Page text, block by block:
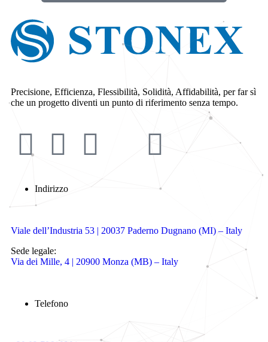
Precisione, Efficienza, Flessibilità, Solidità, Affidabilità, per far sì
che un progetto diventi un punto di riferimento senza tempo.
Indirizzo
Viale dell’Industria 53 | 20037 Paderno Dugnano (MI) – Italy
Sede legale:
Via dei Mille, 4 | 20900 Monza (MB) – Italy
Telefono